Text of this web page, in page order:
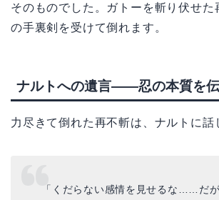
そのものでした。ガトーを斬り伏せた
の手裏剣を受けて倒れます。
ナルトへの遺言——忍の本質を
力尽きて倒れた再不斬は、ナルトに話
「くだらない感情を見せるな……だ